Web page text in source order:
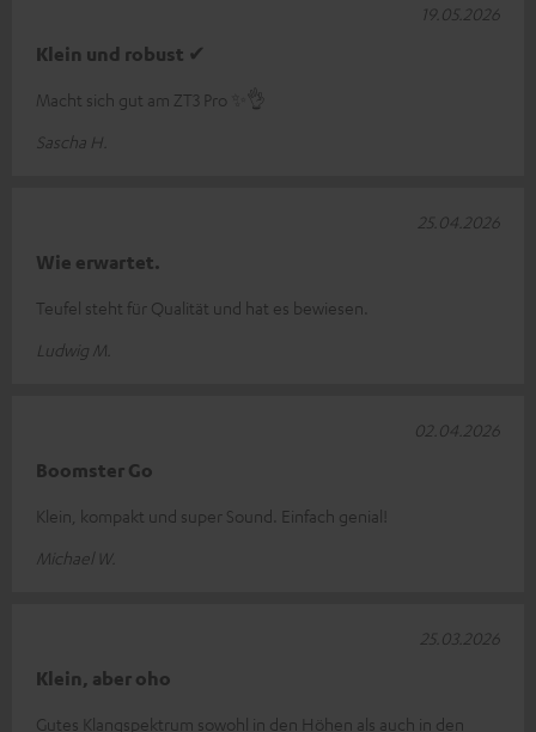
Klein und robust ✔
Macht sich gut am ZT3 Pro ✨👌
Sascha H.
19.05.2026
Wie erwartet.
Teufel steht für Qualität und hat es bewiesen.
Ludwig M.
25.04.2026
Boomster Go
Klein, kompakt und super Sound. Einfach genial!
Michael W.
02.04.2026
Klein, aber oho
Gutes Klangspektrum sowohl in den Höhen als auch in den
25.03.2026